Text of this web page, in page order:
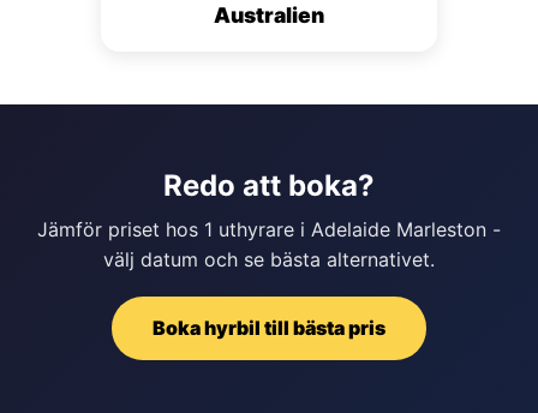
Australien
Redo att boka?
Jämför priset hos 1 uthyrare i Adelaide Marleston -
välj datum och se bästa alternativet.
Boka hyrbil till bästa pris